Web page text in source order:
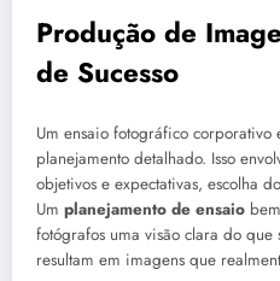
Produção de
de Sucesso
Um ensaio fotográfico corporativo
planejamento detalhado. Isso
objetivos e expectativas, escolha
Um planejamento de ensaio
fotógrafos uma visão clara do que
resultam em imagens que